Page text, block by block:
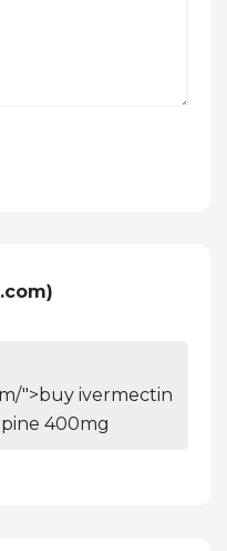
)
">buy ivermectin
400mg